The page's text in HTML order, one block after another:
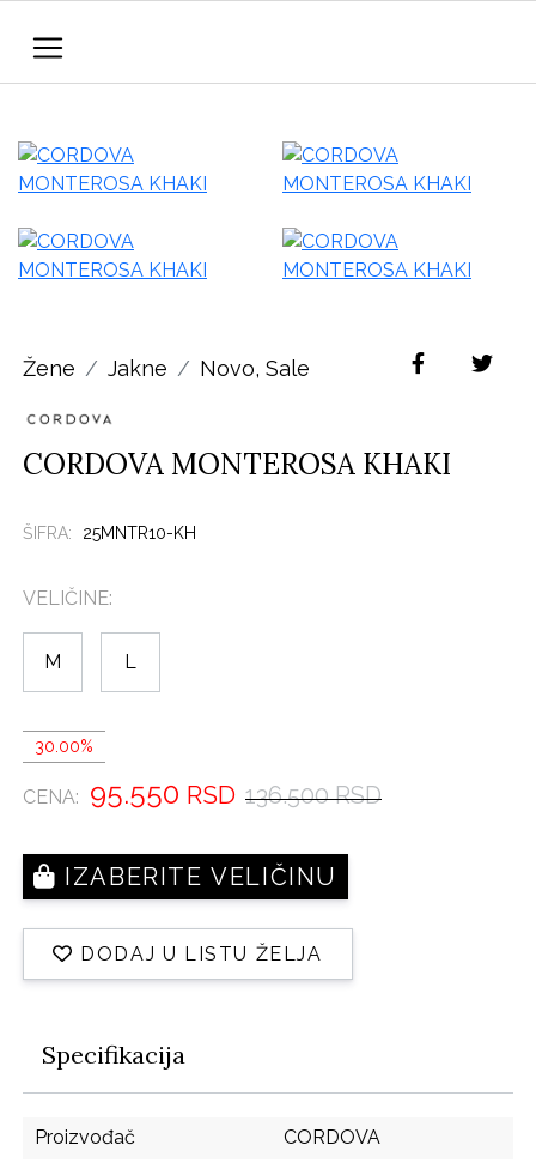
Žene Jakne Novo, Sale
CORDOVA MONTEROSA KHAKI
ŠIFRA: 25MNTR10-KH
VELIČINE:
M L
30.00%
CENA: 95.550 RSD 136.500 RSD
IZABERITE VELIČINU
DODAJ U LISTU ŽELJA
Specifikacija
Proizvođač
CORDOVA